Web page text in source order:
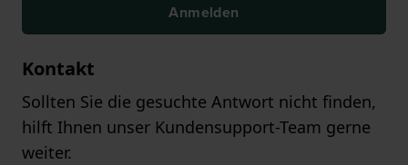
Anmelden
Kontakt
Sollten Sie die gesuchte Antwort nicht finden,
hilft Ihnen unser Kundensupport-Team gerne
weiter.